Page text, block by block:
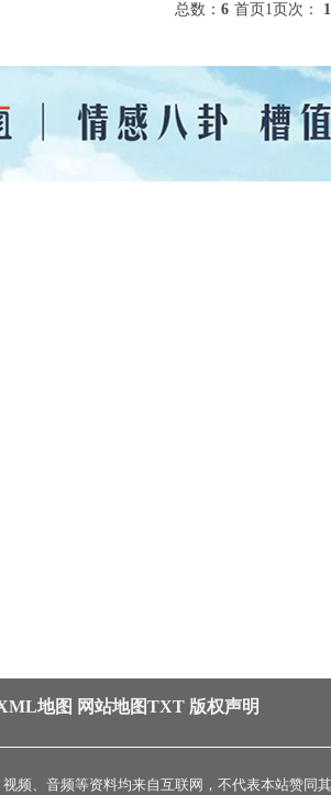
总数： 6 首页1页次： 1
地图 网站地图TXT 版权声明
频、音频等资料均来自互联网，不代表本站赞